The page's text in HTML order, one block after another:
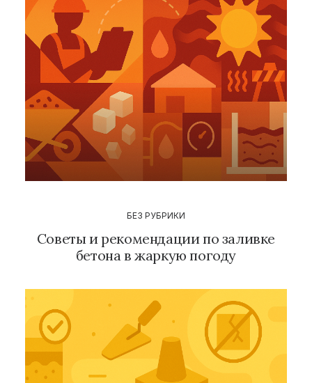
БЕЗ РУБРИКИ
Советы и рекомендации по заливке
бетона в жаркую погоду